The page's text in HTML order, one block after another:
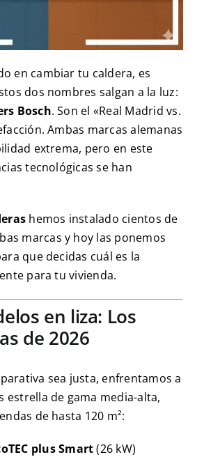
en cambiar tu caldera, es
dos nombres salgan a la luz:
Bosch. Son el «Real Madrid vs.
Ambas marcas alemanas
extrema, pero en este
tecnológicas se han
hemos instalado cientos de
marcas y hoy las ponemos
que decidas cuál es la
para tu vivienda.
en liza: Los
de 2026
sea justa, enfrentamos a
estrella de gama media-alta,
de hasta 120 m²:
plus Smart(26 kW)